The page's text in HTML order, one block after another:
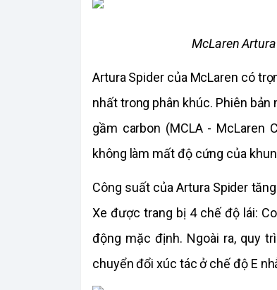
McLaren
Artura Spider của McLaren có
nhất trong phân khúc. Phiên
gầm carbon (MCLA - McLaren
không làm mất độ cứng của
Công suất của Artura Spider
Xe được trang bị 4 chế độ lái:
động mặc định. Ngoài ra, quy
chuyển đổi xúc tác ở chế độ E